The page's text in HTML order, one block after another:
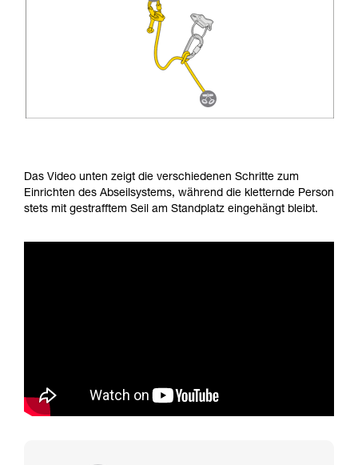
Das Video unten zeigt die verschiedenen Schritte zum
Einrichten des Abseilsystems, während die kletternde Person
stets mit gestrafftem Seil am Standplatz eingehängt bleibt.